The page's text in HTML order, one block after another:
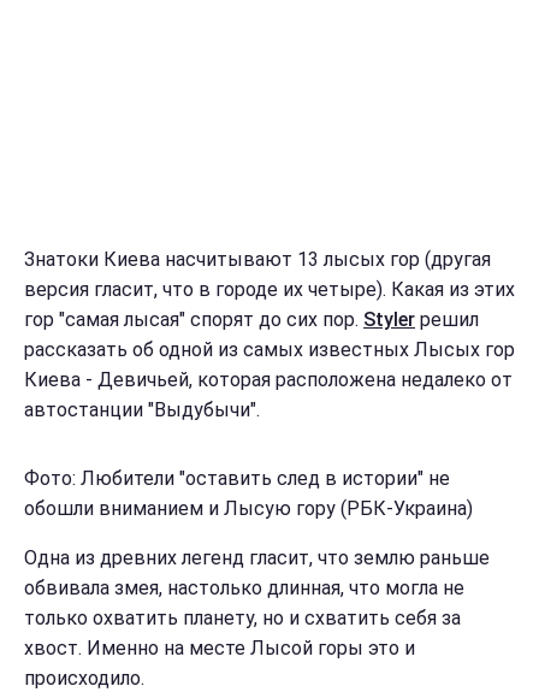
Знатоки Киева насчитывают 13 лысых гор (другая
версия гласит, что в городе их четыре). Какая из этих
гор "самая лысая" спорят до сих пор. Styler решил
рассказать об одной из самых известных Лысых гор
Киева - Девичьей, которая расположена недалеко от
автостанции "Выдубычи".
Фото: Любители "оставить след в истории" не
обошли вниманием и Лысую гору (РБК-Украина)
Одна из древних легенд гласит, что землю раньше
обвивала змея, настолько длинная, что могла не
только охватить планету, но и схватить себя за
хвост. Именно на месте Лысой горы это и
происходило.